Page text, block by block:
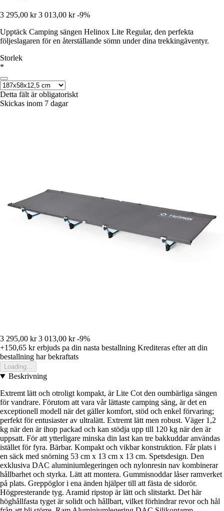
3 295,00 kr 3 013,00 kr -9%
Upptäck Camping sängen Helinox Lite Regular, den perfekta
följeslagaren för en återställande sömn under dina trekkingäventyr.
Storlek
*
Detta fält är obligatoriskt
Skickas inom 7 dagar
3 295,00 kr 3 013,00 kr -9%
+150,65 krerbjuds pa din nasta bestallning Krediteras efter att din
bestallning har bekraftats
Loading...
Beskrivning
Extremt lätt och otroligt kompakt, är Lite Cot den oumbärliga sängen
för vandrare. Förutom att vara vår lättaste camping säng, är det en
exceptionell modell när det gäller komfort, stöd och enkel förvaring;
perfekt för entusiaster av ultralätt. Extremt lätt men robust. Väger 1,2
kg när den är ihop packad och kan stödja upp till 120 kg när den är
uppsatt. För att ytterligare minska din last kan tre bakkuddar användas
istället för fyra. Bärbar. Kompakt och vikbar konstruktion. Får plats i
en säck med snörning 53 cm x 13 cm x 13 cm. Spetsdesign. Den
exklusiva DAC aluminiumlegeringen och nylonresin nav kombinerar
hållbarhet och styrka. Lätt att montera. Gummisnoddar låser ramverket
på plats. Greppöglor i ena änden hjälper till att fästa de sidorör.
Högpresterande tyg. Aramid ripstop är lätt och slitstarkt. Det här
höghållfasta tyget är solidt och hållbart, vilket förhindrar revor och hål